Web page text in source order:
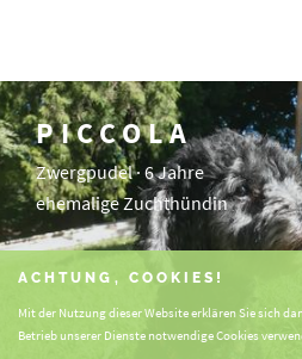
PICCOLA
Zwergpudel · 6 Jahre
ehemalige Zuchthündin
ACHTUNG, COOKIES!
Mit der Nutzung dieser Website erklären Sie sich
Betrieb unserer Dienste notwendige Cookies